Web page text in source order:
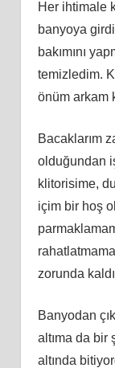
Her ihtimale
banyoya
bakımını
temizledim.
önüm arkam
Bacaklarım
olduğundan
klitorisime,
içim bir hoş
zorunda
Banyodan
altıma da bir
altında